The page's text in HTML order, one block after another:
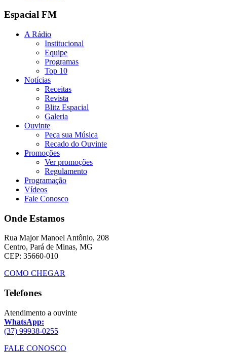
Espacial FM
A Rádio
Institucional
Equipe
Programas
Top 10
Notícias
Receitas
Revista
Blitz Espacial
Galeria
Ouvinte
Peça sua Música
Recado do Ouvinte
Promoções
Ver promoções
Regulamento
Programação
Vídeos
Fale Conosco
Onde Estamos
Rua Major Manoel Antônio, 208
Centro, Pará de Minas, MG
CEP: 35660-010
COMO CHEGAR
Telefones
Atendimento a ouvinte
WhatsApp:
(37) 99938-0255
FALE CONOSCO